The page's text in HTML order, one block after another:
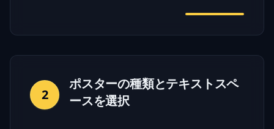
2
ポスターの種類とテキストスペ
ースを選択